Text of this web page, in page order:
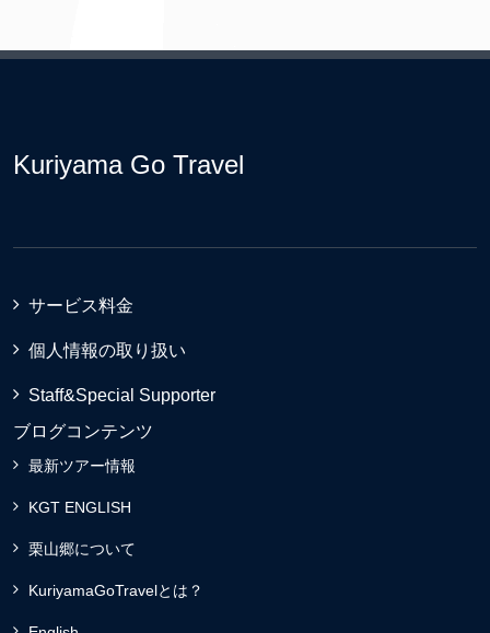
Kuriyama Go Travel
サービス料金
個人情報の取り扱い
Staff&Special Supporter
ブログコンテンツ
最新ツアー情報
KGT ENGLISH
栗山郷について
KuriyamaGoTravelとは？